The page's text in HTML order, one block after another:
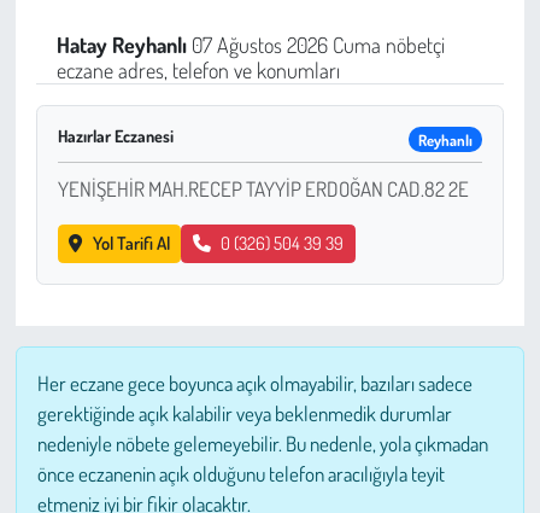
Hatay Reyhanlı07 Ağustos 2026 Cuma nöbetçi
eczane adres, telefon ve konumları
Hazırlar Eczanesi Reyhanlı
YENİŞEHİR MAH.RECEP TAYYİP ERDOĞAN CAD.82 2E
Yol Tarifi Al 0 (326) 504 39 39
Her eczane gece boyunca açık olmayabilir, bazıları sadece
gerektiğinde açık kalabilir veya beklenmedik durumlar
nedeniyle nöbete gelemeyebilir. Bu nedenle, yola çıkmadan
önce eczanenin açık olduğunu telefon aracılığıyla teyit
etmeniz iyi bir fikir olacaktır.
Sağlık
Kadın
Emek
Spor
Çocuk
Kültür Sanat
Bilim - Teknoloji
İnsan Hakları